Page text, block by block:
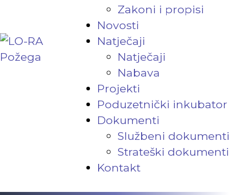
Zakoni i propisi
Novosti
Natječaji
Natječaji
Nabava
Projekti
Poduzetnički inkubator
Dokumenti
Službeni dokumenti
Strateški dokumenti
Kontakt